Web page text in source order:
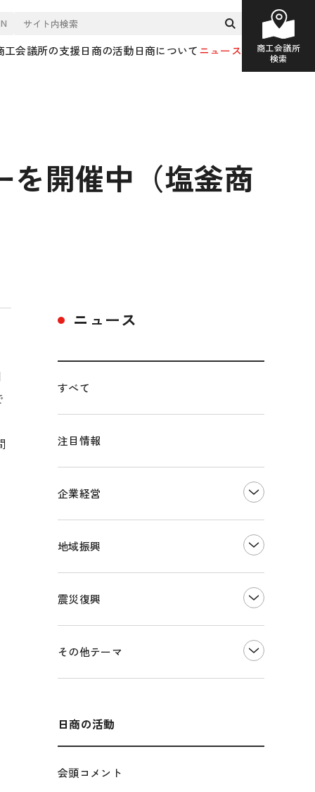
工会議所の支援日商の活動日商についてニュース
商工会議所
検索
を開催中（塩釜商
ニュース
すべて
注目情報
企業経営
地域振興
震災復興
その他テーマ
多様な人材の活躍推進
各種制度・助成金
パートナーシップ構築宣言
日商の活動
会頭コメント